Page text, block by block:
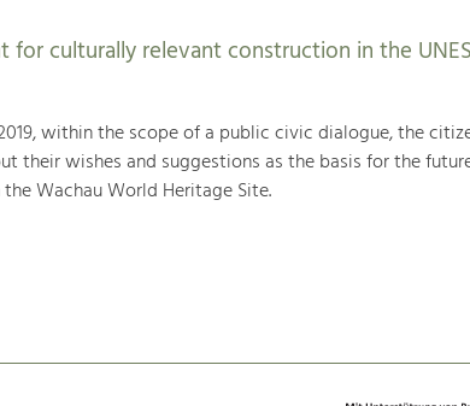
culturally relevant construction in the
within the scope of a public civic dialogue, the
their wishes and suggestions as the basis for the
Wachau World Heritage Site.